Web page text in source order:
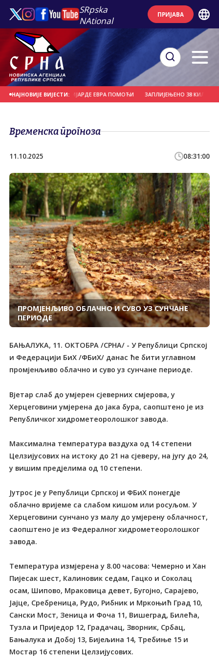
SRpska
NAtional
ПРИЈАВА
НАЈНОВИЈЕ ВИЈЕСТИ:
ПОТРЕБНЕ МИЛИЈАРДЕ ЕВРА ПОМОЋИ ЗАПЛИЈЕЊЕНО 38 КИЛОГРАМА
Временска прогноза
11.10.2025 08:31:00
ПРОМЈЕНЉИВО ОБЛАЧНО И СУВО УЗ СУНЧАНЕ
ПЕРИОДЕ
БАЊАЛУКА, 11. ОКТОБРА /СРНА/ - У Републици Српској
и Федерацији БиХ /ФБиХ/ данас ће бити углавном
промјенљиво облачно и суво уз сунчане периоде.
Вјетар слаб до умјерен сјеверних смјерова, у
Херцеговини умјерена до јака бура, саопштено је из
Републичког хидрометеоролошког завода.
Максимална температура ваздуха од 14 степени
Целзијусових на истоку до 21 на сјеверу, на југу до 24,
у вишим предјелима од 10 степени.
Јутрос је у Републици Српској и ФБиХ понегдје
облачно вријеме са слабом кишом или росуљом. У
Херцеговини сунчано уз малу до умјерену облачност,
саопштено је из Федералног хидрометеоролошког
завода.
Температура измјерена у 8.00 часова: Чемерно и Хан
Пијесак шест, Калиновик седам, Гацко и Соколац
осам, Шипово, Мраковица девет, Бугојно, Сарајево,
Јајце, Сребреница, Рудо, Рибник и Мркоњић Град 10,
Сански Мост, Зеница и Фоча 11, Вишеград, Билећа,
Тузла и Приједор 12, Градачац, Зворник, Србац,
Бањалука и Добој 13, Бијељина 14, Требиње 15 и
Мостар 16 степени Целзијусових.